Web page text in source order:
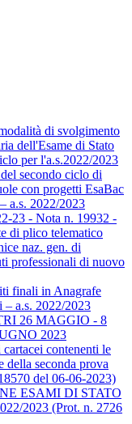
di svolgimento
dell'Esame di Stato
per l'a.s.2022/2023
secondo ciclo di
con progetti EsaBac
a.s. 2022/2023
23 - Nota n. 19932 -
di plico telematico
naz. gen. di
professionali di nuovo
finali in Anagrafe
– a.s. 2022/2023
26 MAGGIO - 8
2023
contenenti le
della seconda prova
del 06-06-2023)
ESAMI DI STATO
2023 (Prot. n. 2726